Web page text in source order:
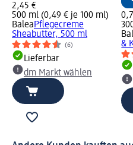
2,45 €
500 ml (0,49 € je 100 ml)
BaleaPflegecreme
Sheabutter, 500 ml
(6)
Lieferbar
dm Markt wählen
&